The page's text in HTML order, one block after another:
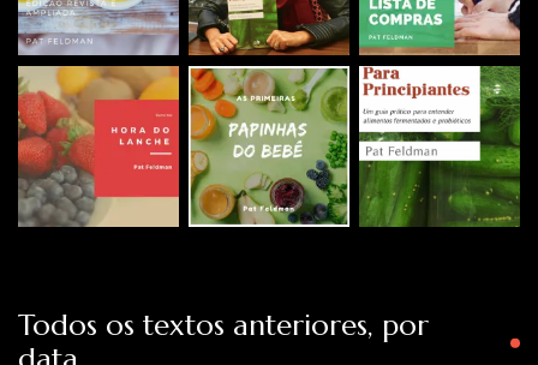
Todos os textos anteriores, por